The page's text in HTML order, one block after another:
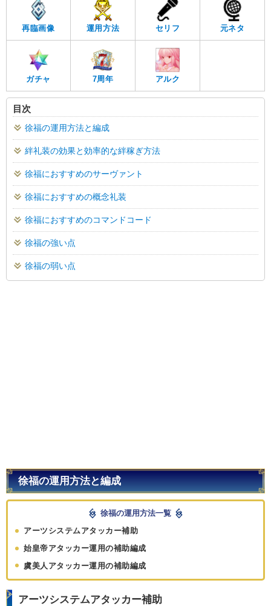
再臨画像 運用方法 セリフ 元ネタ
ガチャ 7周年 アルク
目次
徐福の運用方法と編成
絆礼装の効果と効率的な絆稼ぎ方法
徐福におすすめのサーヴァント
徐福におすすめの概念礼装
徐福におすすめのコマンドコード
徐福の強い点
徐福の弱い点
徐福の運用方法と編成
徐福の運用方法一覧
アーツシステムアタッカー補助
始皇帝アタッカー運用の補助編成
虞美人アタッカー運用の補助編成
アーツシステムアタッカー補助